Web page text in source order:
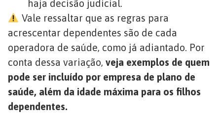
haja decisão judicial.
Vale ressaltar que as regras para
acrescentar dependentes são de cada
operadora de saúde, como já adiantado. Por
conta dessa variação, veja exemplos de quem
pode ser incluído por empresa de plano de
saúde, além da idade máxima para os filhos
dependentes.